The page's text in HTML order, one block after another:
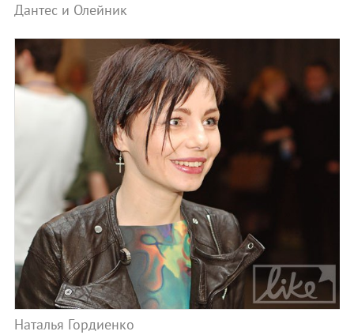
Дантес и Олейник
Наталья Гордиенко